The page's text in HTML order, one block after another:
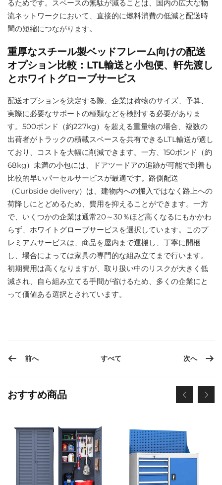
るためです。スペースの無駄が減ることは、国内の広大な物
流ネットワークにおいて、直接的に燃料消費の低減と配送時
間の短縮につながります。
重厚なスチール製ベッドフレーム向けの配送
オプション比較：LTL輸送と小包便、軒先渡し
とホワイトグローブサービス
配送オプションを決定する際、企業は荷物のサイズ、予算、
実際に必要なサポートの種類などを検討する必要がありま
す。500ポンド（約227kg）を超える重量物の場合、複数の
出荷者がトラックの積載スペースを共有できるLTL輸送が適し
ており、コストを大幅に削減できます。一方、150ポンド（約
68kg）未満の小包には、ドアツードアの追跡が可能で到着も
比較的早いパーセルサービスが最適です。路側配送
（Curbside delivery）は、建物内への搬入ではなく路上への
荷降しにとどめるため、費用を抑えることができます。一方
で、いくつかの企業は通常20～30％ほど高くなるにもかかわ
らず、ホワイトグローブサービスを選択しています。このプ
レミアムサービスは、商品を屋内まで運搬し、丁寧に開梱
し、場合によっては家具の専門的な組み立てまで行います。
初期費用は高くなりますが、取り扱い中のリスクが大きく低
減され、自ら組み立てる手間が省けるため、多くの企業にと
って価値ある選択とされています。
前へ すべて 次へ
おすすめ商品